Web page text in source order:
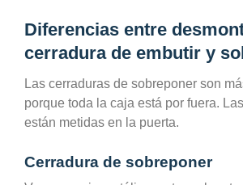
Diferencias entre
cerradura de embutir y
Las cerraduras de sobreponer son
porque toda la caja está por fuera.
están metidas en la puerta.
Cerradura de sobreponer